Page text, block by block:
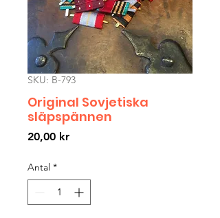
SKU: B-793
Original Sovjetiska
släpspännen
20,00 krPris
Antal *